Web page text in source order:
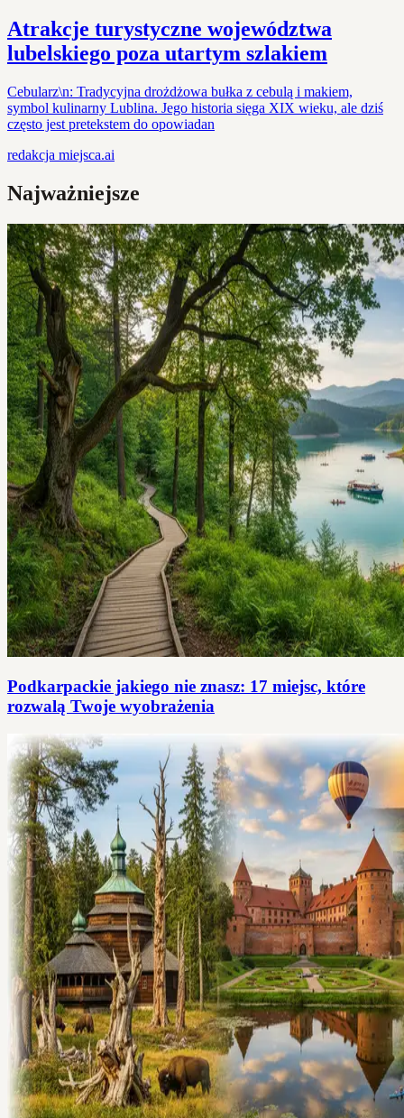
Atrakcje turystyczne województwa
lubelskiego poza utartym szlakiem
Cebularz\n: Tradycyjna drożdżowa bułka z cebulą i makiem,
symbol kulinarny Lublina. Jego historia sięga XIX wieku, ale dziś
często jest pretekstem do opowiadan
redakcja miejsca.ai
Najważniejsze
Podkarpackie jakiego nie znasz: 17 miejsc, które
rozwalą Twoje wyobrażenia